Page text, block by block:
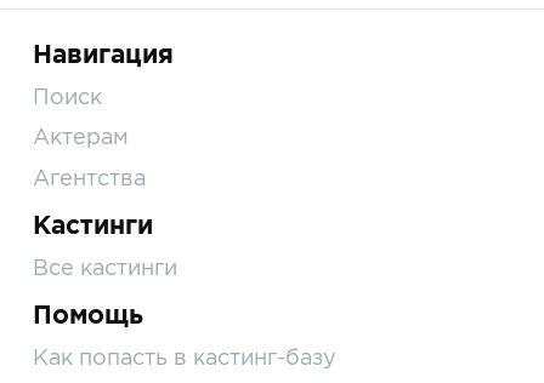
Навигация
Поиск
Актерам
Агентства
Кастинги
Все кастинги
Помощь
Как попасть в кастинг-базу